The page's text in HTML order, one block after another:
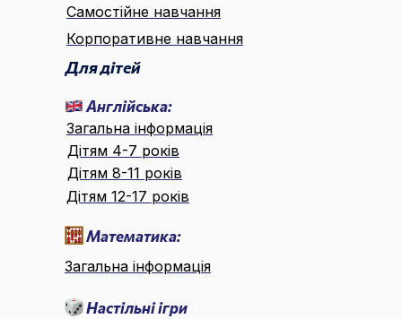
Для дітей
Англійська:
Математика:
Настільні ігри
Самостійне навчання
Корпоративне навчання
Загальна інформація
Дітям 4-7 років
Дітям 8-11 років
Дітям 12-17 років
Загальна інформація